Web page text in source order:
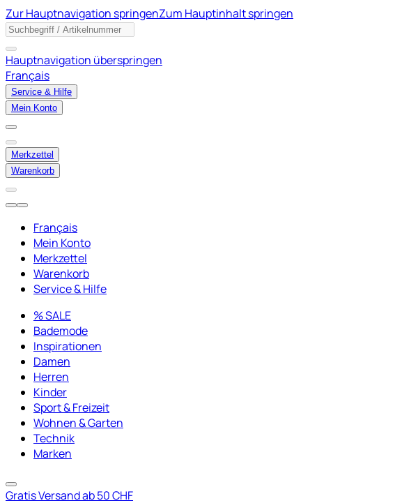
Zur Hauptnavigation springenZum Hauptinhalt springen
Hauptnavigation überspringen
Français
Service & Hilfe
Mein Konto
Merkzettel
Warenkorb
Français
Mein Konto
Merkzettel
Warenkorb
Service & Hilfe
% SALE
Bademode
Inspirationen
Damen
Herren
Kinder
Sport & Freizeit
Wohnen & Garten
Technik
Marken
Gratis Versand ab 50 CHF